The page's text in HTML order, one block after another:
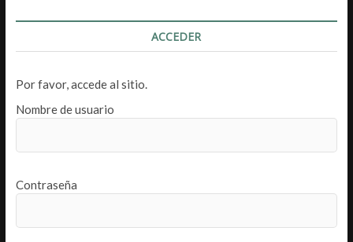
ACCEDER
Por favor, accede al sitio.
Nombre de usuario
Contraseña